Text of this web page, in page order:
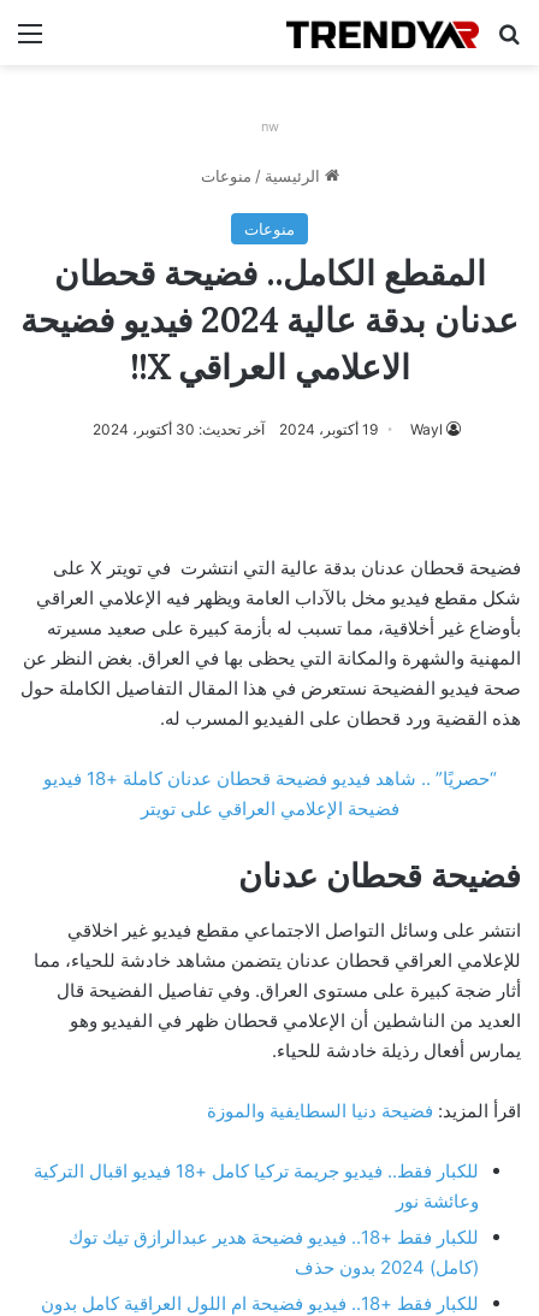
بحث عن
nw
الرئيسية / منوعات
منوعات
المقطع الكامل.. فضيحة قحطان
عدنان بدقة عالية 2024 فيديو فضيحة
الاعلامي العراقي X!!
Wayl 19 أكتوبر، 2024 آخر تحديث: 30 أكتوبر، 2024
فضيحة قحطان عدنان بدقة عالية التي انتشرت في تويتر X على
شكل مقطع فيديو مخل بالآداب العامة ويظهر فيه الإعلامي العراقي
بأوضاع غير أخلاقية، مما تسبب له بأزمة كبيرة على صعيد مسيرته
المهنية والشهرة والمكانة التي يحظى بها في العراق. بغض النظر عن
صحة فيديو الفضيحة نستعرض في هذا المقال التفاصيل الكاملة حول
هذه القضية ورد قحطان على الفيديو المسرب له.
“حصريًا” .. شاهد فيديو فضيحة قحطان عدنان كاملة +18 فيديو
فضيحة الإعلامي العراقي على تويتر
فضيحة قحطان عدنان
انتشر على وسائل التواصل الاجتماعي مقطع فيديو غير اخلاقي
للإعلامي العراقي قحطان عدنان يتضمن مشاهد خادشة للحياء، مما
أثار ضجة كبيرة على مستوى العراق. وفي تفاصيل الفضيحة قال
العديد من الناشطين أن الإعلامي قحطان ظهر في الفيديو وهو
يمارس أفعال رذيلة خادشة للحياء.
اقرأ المزيد: فضيحة دنيا السطايفية والموزة
للكبار فقط.. فيديو جريمة تركيا كامل +18 فيديو اقبال التركية
وعائشة نور
للكبار فقط +18.. فيديو فضيحة هدير عبدالرازق تيك توك
(كامل) 2024 بدون حذف
للكبار فقط +18.. فيديو فضيحة ام اللول العراقية كامل بدون